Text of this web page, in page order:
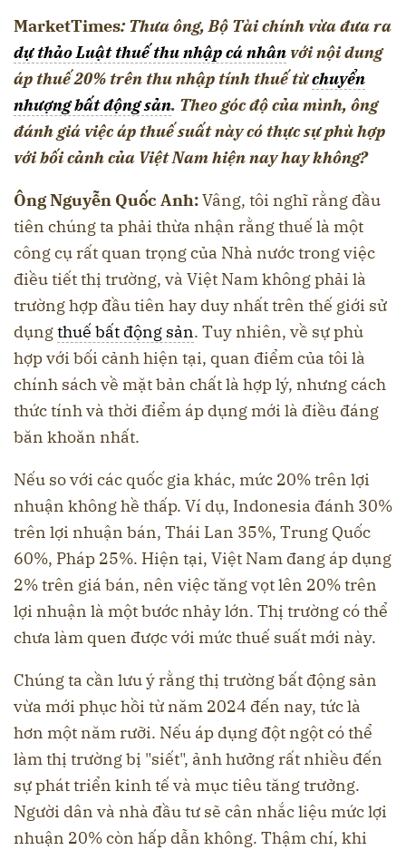
MarketTimes: Thưa ông, Bộ Tài chính vừa đưa ra
dự thảo Luật thuế thu nhập cá nhân với nội dung
áp thuế 20% trên thu nhập tính thuế từchuyển
nhượng bất động sản. Theo góc độ của mình, ông
đánh giá việc áp thuế suất này có thực sự phù hợp
với bối cảnhcủa Việt Nam hiện nay hay không?
Ông Nguyễn Quốc Anh:Vâng, tôi nghĩ rằng đầu
tiên chúng ta phải thừa nhận rằng thuế là một
công cụ rất quan trọng của Nhà nước trong việc
điều tiết thị trường, và Việt Nam không phải là
trường hợp đầu tiên hay duy nhất trên thế giới sử
dụngthuế bất động sản. Tuy nhiên, về sự phù
hợp với bối cảnh hiện tại, quan điểm của tôi là
chính sách về mặt bản chất là hợp lý, nhưng cách
thức tính và thời điểm áp dụng mới là điều đáng
băn khoăn nhất.
Nếu so với các quốc gia khác, mức 20% trên lợi
nhuận không hề thấp. Ví dụ, Indonesia đánh 30%
trên lợi nhuận bán, Thái Lan 35%, Trung Quốc
60%, Pháp 25%. Hiện tại, Việt Nam đang áp dụng
2% trên giá bán, nên việc tăng vọt lên 20% trên
lợi nhuận là một bước nhảy lớn. Thị trường có thể
chưa làm quen được với mức thuế suất mới này.
Chúng ta cần lưu ý rằng thị trường bất động sản
vừa mới phục hồi từ năm 2024 đến nay, tức là
hơn một năm rưỡi. Nếu áp dụng đột ngột có thể
làm thị trường bị "siết", ảnh hưởng rất nhiều đến
sự phát triển kinh tế và mục tiêu tăng trưởng.
Người dân và nhà đầu tư sẽ cân nhắc liệu mức lợi
nhuận 20% còn hấp dẫn không. Thậm chí, khi